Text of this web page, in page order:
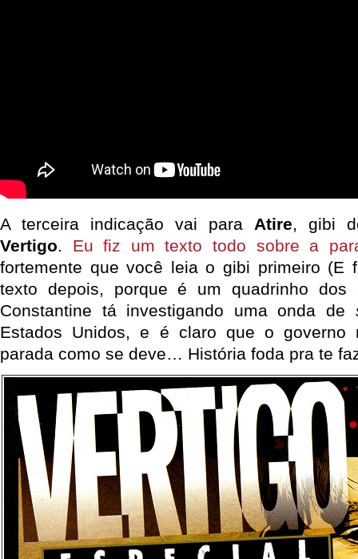
A terceira indicação vai para Atire, gibi
Vertigo. Eu fiz um texto todo sobre a
fortemente que você leia o gibi primeiro (E
texto depois, porque é um quadrinho dos
Constantine tá investigando uma onda de
Estados Unidos, e é claro que o governo
parada como se deve… História foda pra te